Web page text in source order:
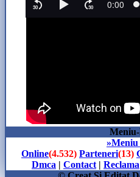
Online(4.532) Parteneri(13)
Dmca | Contact | Reclama